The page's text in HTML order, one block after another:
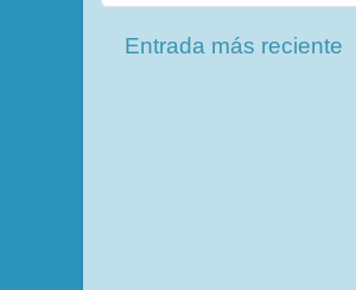
Entrada más reciente